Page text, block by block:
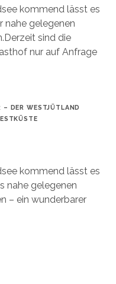
kommend lässt es
nahe gelegenen
sind die
nur auf Anfrage
DER WESTJÜTLAND
kommend lässt es
nahe gelegenen
– ein wunderbarer